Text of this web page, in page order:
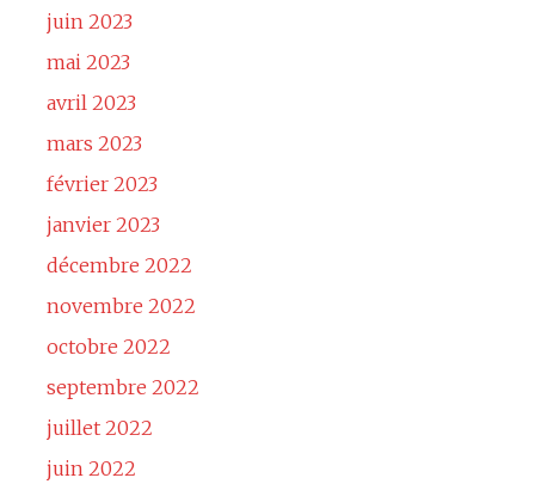
juin 2023
mai 2023
avril 2023
mars 2023
février 2023
janvier 2023
décembre 2022
novembre 2022
octobre 2022
septembre 2022
juillet 2022
juin 2022